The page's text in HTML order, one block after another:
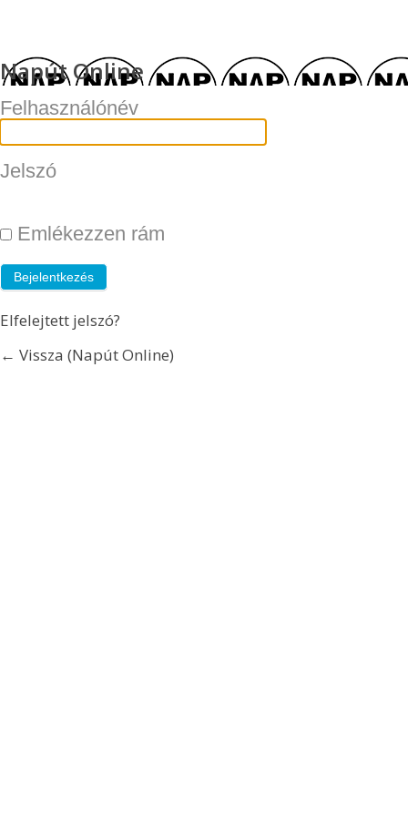
Napút Online
Felhasználónév
Jelszó
Emlékezzen rám
Elfelejtett jelszó?
← Vissza (Napút Online)